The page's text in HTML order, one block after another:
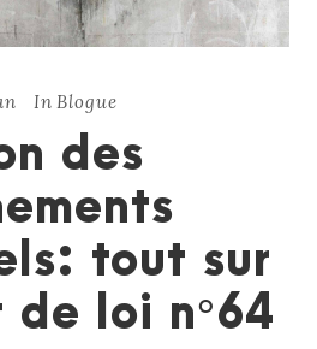
In Blogue
des
tout sur
loi n°64